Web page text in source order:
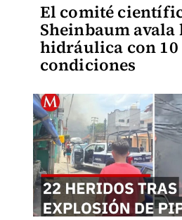
El comité
Sheinbaum
hidráulica con 10
condiciones